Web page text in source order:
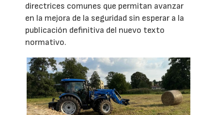
directrices comunes que permitan avanzar
en la mejora de la seguridad sin esperar a la
publicación definitiva del nuevo texto
normativo.